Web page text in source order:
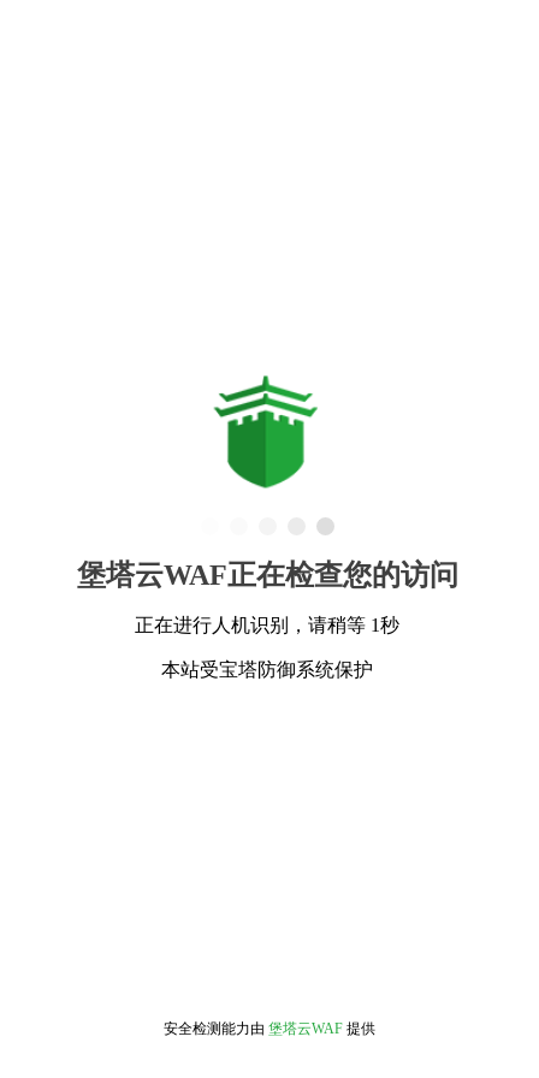
堡塔云WAF正在检查您的访问
正在进行人机识别，请稍等 1秒
本站受宝塔防御系统保护
安全检测能力由 堡塔云WAF 提供